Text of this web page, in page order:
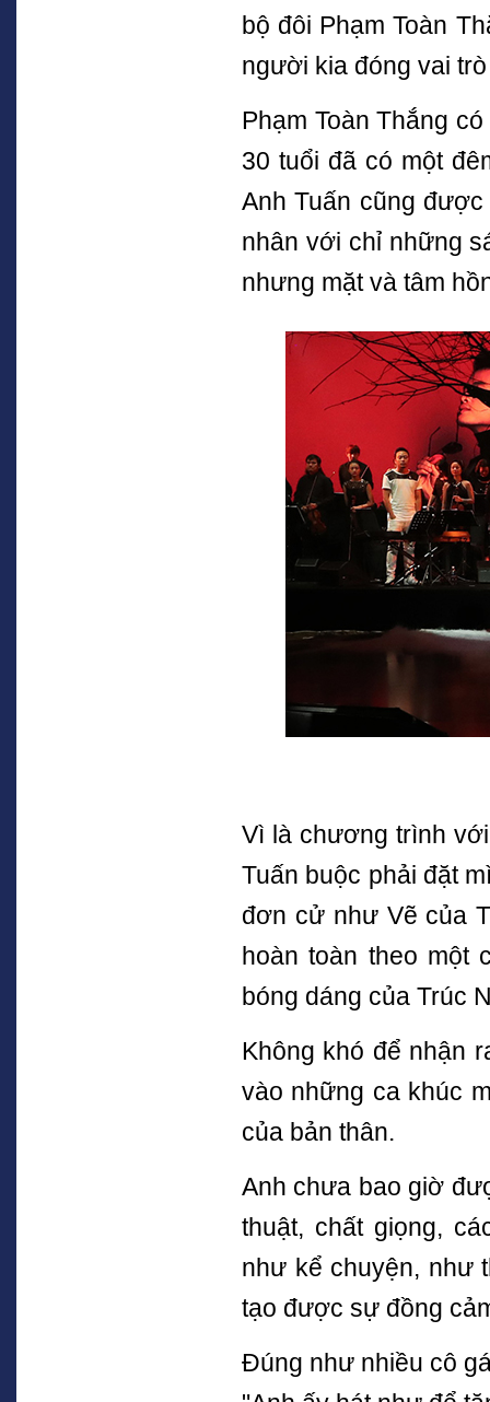
bộ đôi Phạm Toàn
người kia đóng vai
Phạm Toàn Thắng
30 tuổi đã có một
Anh Tuấn cũng
nhân với chỉ những
nhưng mặt và tâm
Vì là chương trình
Tuấn buộc phải đặt
đơn cử như Vẽ của
hoàn toàn theo một
bóng dáng của Trúc
Không khó để nhận
vào những ca khúc
của bản thân.
Anh chưa bao giờ
thuật, chất giọng,
như kể chuyện, như
tạo được sự đồng
Đúng như nhiều cô